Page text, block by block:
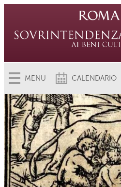
MENU CALENDARIO